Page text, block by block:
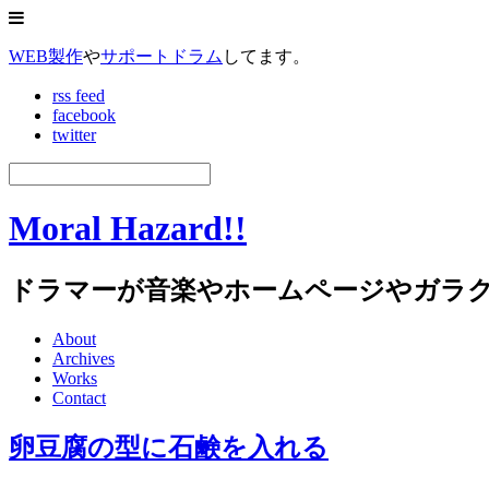
WEB製作やサポートドラム してます。
rss feed
facebook
twitter
Moral Hazard!!
ドラマーが音楽やホームページやガラ
About
Archives
Works
Contact
卵豆腐の型に石鹸を入れる